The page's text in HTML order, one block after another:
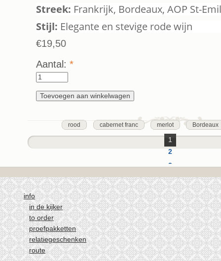
Streek: Frankrijk, Bordeaux, AOP St-
Stijl: Elegante en stevige rode wijn
€19,50
Aantal: *
rood cabernet franc merlot Bordeaux
1
2
3
volgende ›
laatste »
info
in de kijker
to order
proefpakketten
relatiegeschenken
route